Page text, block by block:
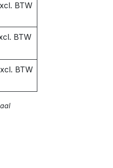
BTW
BTW
BTW